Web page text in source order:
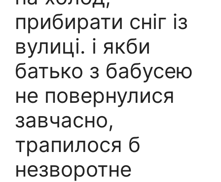
прибирати сніг із
вулиці. і якби
батько з бабусею
не повернулися
завчасно,
трапилося б
незворотне